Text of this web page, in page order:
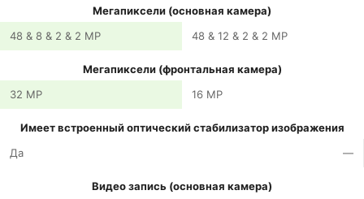
Мегапиксели (основная камера)
48 & 8 & 2 & 2 MP
48 & 12 & 2 & 2 MP
Мегапиксели (фронтальная камера)
32 MP
16 MP
Имеет встроенный оптический стабилизатор изображения
Да
—
Видео запись (основная камера)